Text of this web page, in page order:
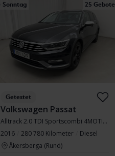
Sonntag 25 Gebote
Getestet
Volkswagen Passat
Alltrack 2.0 TDI Sportscombi 4MOTION
2016
280 780 Kilometer
Diesel
Åkersberga (Runö)